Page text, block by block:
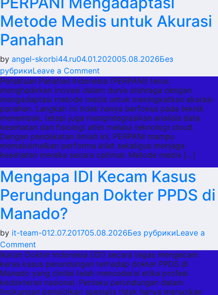
Metode Medis untuk Akurasi
Panahan
by angel-skorbi44.ru04.01.202005.08.2026Без
рубрикиLeave a Comment
PERPANI
Mengadaptasi
Metode
Medis
untuk
Akurasi
Panahan
Persatuan Panahan Indonesia (PERPANI) terus
menghadirkan inovasi dalam dunia olahraga dengan
mengadaptasi metode medis untuk meningkatkan akurasi
panahan. Langkah ini tidak hanya berfokus pada teknik
menembak, tetapi juga mengintegrasikan analisis data
kesehatan dan fisiologi atlet melalui teknologi cloud.
Dengan pendekatan ilmiah ini, PERPANI mampu
memaksimalkan performa atlet sekaligus menjaga
kesehatan mereka secara optimal. Metode medis […]
Mengapa IDI Kecam Kasus
Perundungan Dokter PPDS di
Manado?
by it-team-012.07.201705.08.2026Без рубрикиLeave a
Comment
Mengapa
IDI
Kecam
Kasus
Ikatan Dokter Indonesia (IDI) secara tegas mengecam
keras kasus perundungan terhadap dokter PPDS di
Manado yang dinilai telah mencederai etika profesi
kedokteran nasional. Perilaku perundungan dalam
lingkungan pendidikan spesialis tidak hanya merugikan